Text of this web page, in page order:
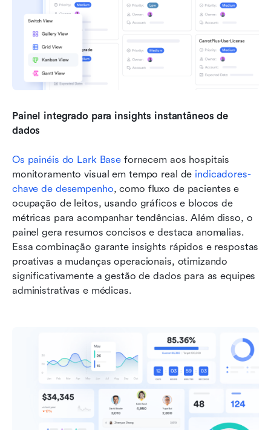
Painel integrado para insights instantâneos de
dados
Os painéis do Lark Base fornecem aos hospitais
monitoramento visual em tempo real de indicadores-
chave de desempenho, como fluxo de pacientes e
ocupação de leitos, usando gráficos e blocos de
métricas para acompanhar tendências. Além disso, o
painel gera resumos concisos e destaca anomalias.
Essa combinação garante insights rápidos e respostas
proativas a mudanças operacionais, otimizando
significativamente a gestão de dados para as equipes
administrativas e médicas.